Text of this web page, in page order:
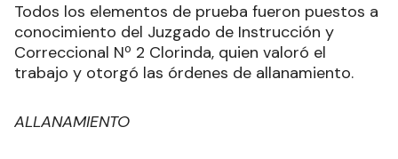
Todos los elementos de prueba fueron puestos a
conocimiento del Juzgado de Instrucción y
Correccional Nº 2 Clorinda, quien valoró el
trabajo y otorgó las órdenes de allanamiento.
ALLANAMIENTO